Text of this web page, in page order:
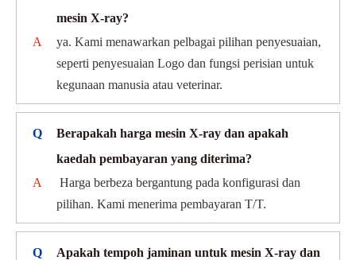
mesin X-ray?
A
ya. Kami menawarkan pelbagai pilihan penyesuaian,
seperti penyesuaian Logo dan fungsi perisian untuk
kegunaan manusia atau veterinar.
Q
Berapakah harga mesin X-ray dan apakah
kaedah pembayaran yang diterima?
A
Harga berbeza bergantung pada konfigurasi dan
pilihan. Kami menerima pembayaran T/T.
Q
Apakah tempoh jaminan untuk mesin X-ray dan